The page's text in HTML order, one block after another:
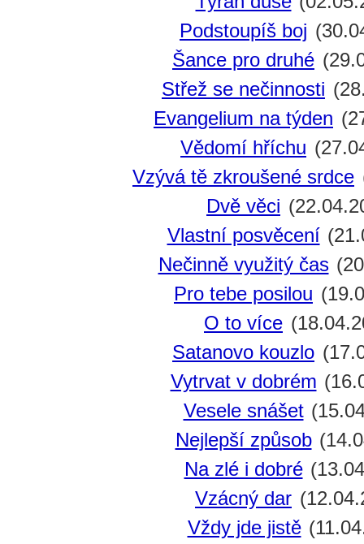
Podstoupíš boj
Šance pro druhé
Střež se nečinnosti
Evangelium na týden
Vědomí hříchu
Vzývá tě zkroušené srdce
Dvě věci
Vlastní posvěcení
Nečinně využitý čas
Pro tebe posilou
O to více
Satanovo kouzlo
Vytrvat v dobrém
Vesele snášet
Nejlepší způsob
Na zlé i dobré
Vzácný dar
Vždy jde jistě